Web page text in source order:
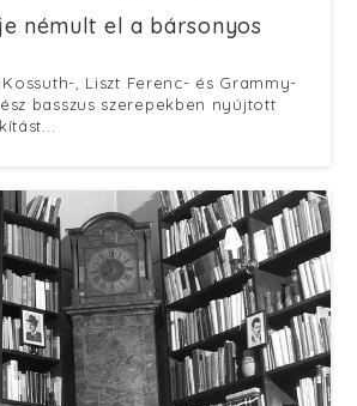
némult el a bársonyos
, Liszt Ferenc- és Grammy-
basszus szerepekben nyújtott